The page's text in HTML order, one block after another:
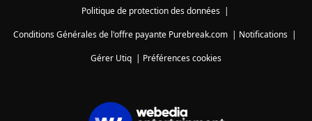
Politique de protection des données|
Conditions Générales de l'offre payante Purebreak.com | Notifications |
Gérer Utiq | Préférences cookies